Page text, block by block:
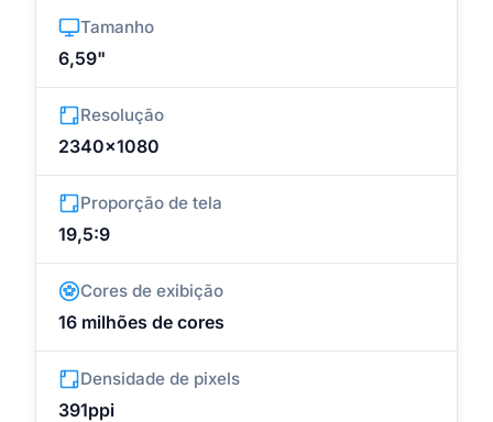
Tamanho
6,59"
Resolução
2340x1080
Proporção de tela
19,5:9
Cores de exibição
16 milhões de cores
Densidade de pixels
391ppi